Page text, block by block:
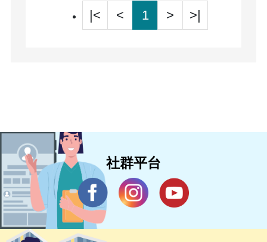
|< < 1 > >|
社群平台